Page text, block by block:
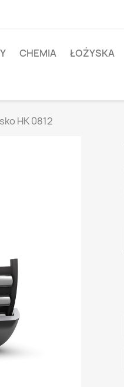
CHEMIA ŁOŻYSKA
HK 0812